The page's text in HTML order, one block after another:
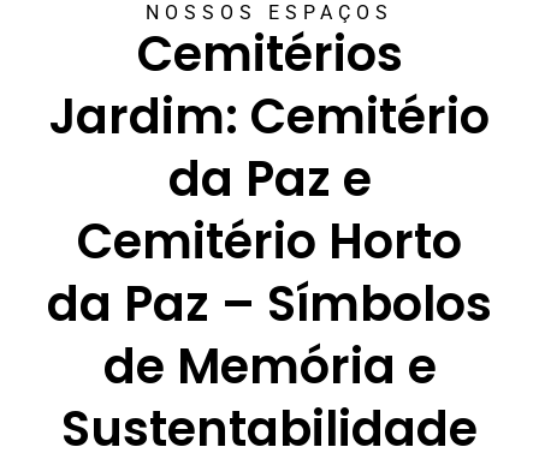
NOSSOS ESPAÇOS
Cemitérios
Jardim: Cemitério
da Paz e
Cemitério Horto
da Paz – Símbolos
de Memória e
Sustentabilidade